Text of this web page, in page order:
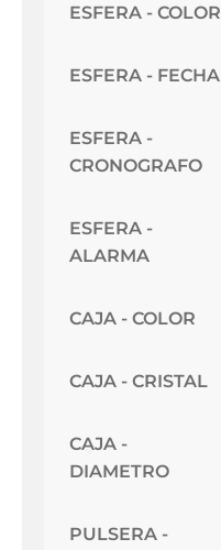
ESFERA - COLOR
ESFERA - FECHA
ESFERA -
CRONOGRAFO
ESFERA -
ALARMA
CAJA - COLOR
CAJA - CRISTAL
CAJA -
DIAMETRO
PULSERA -